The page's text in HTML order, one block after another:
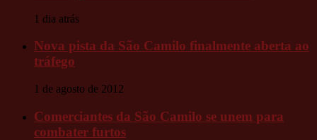
1 dia atrás
Nova pista da São Camilo finalmente aberta ao
tráfego
1 de agosto de 2012
Comerciantes da São Camilo se unem para
combater furtos